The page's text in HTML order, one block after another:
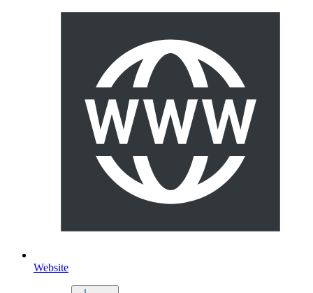
Website